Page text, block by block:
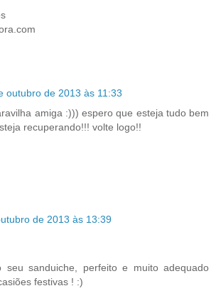
outubro de 2013 às 11:33
amiga :))) espero que esteja tudo bem
recuperando!!! volte logo!!
de 2013 às 13:39
seu sanduiche, perfeito e muito adequado
festivas ! :)